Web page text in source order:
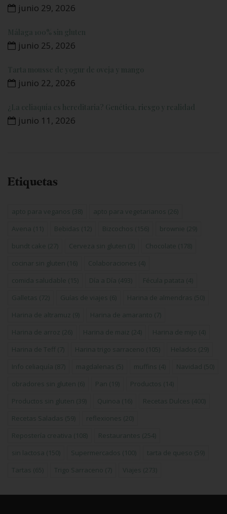
junio 29, 2026
Málaga 100% sin gluten
junio 25, 2026
Tarta mousse de yogur de oveja y mango
junio 22, 2026
¿La celiaquía es hereditaria? Genética, riesgo y realidad
junio 11, 2026
Etiquetas
apto para veganos (38) apto para vegetarianos (26)
Avena (11) Bebidas (12) Bizcochos (156) brownie (29)
bundt cake (27) Cerveza sin gluten (3) Chocolate (178)
cocinar sin gluten (16) Colaboraciones (4)
comida saludable (15) Día a Día (493) Fécula patata (4)
Galletas (72) Guías de viajes (6) Harina de almendras (50)
Harina de altramuz (9) Harina de amaranto (7)
Harina de arroz (26) Harina de maiz (24) Harina de mijo (4)
Harina de Teff (7) Harina trigo sarraceno (105) Helados (29)
Info celiaquía (87) magdalenas (5) muffins (4) Navidad (50)
obradores sin gluten (6) Pan (19) Productos (14)
Productos sin gluten (39) Quinoa (16) Recetas Dulces (400)
Recetas Saladas (59) reflexiones (20)
Repostería creativa (108) Restaurantes (254)
sin lactosa (150) Supermercados (100) tarta de queso (59)
Tartas (65) Trigo Sarraceno (7) Viajes (273)